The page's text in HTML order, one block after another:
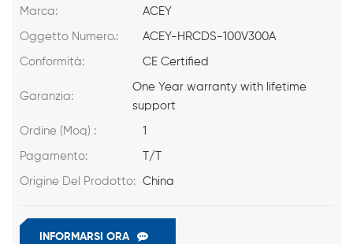
Marca: ACEY
Oggetto Numero.: ACEY-HRCDS-100V300A
Conformità: CE Certified
Garanzia:
One Year warranty with lifetime
support
Ordine (Moq) : 1
Pagamento: T/T
Origine Del Prodotto: China
INFORMARSI ORA